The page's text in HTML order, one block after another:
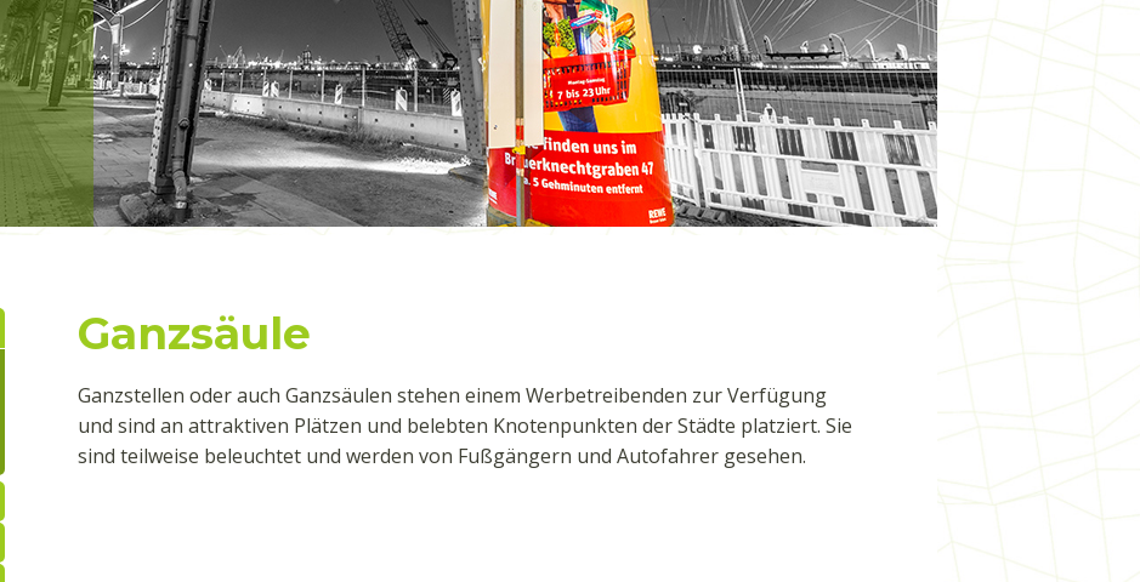
Ganzsäule
Ganzstellen oder auch Ganzsäulen stehen einem Werbetreibenden zur Verfügung
und sind an attraktiven Plätzen und belebten Knotenpunkten der Städte platziert. Sie
sind teilweise beleuchtet und werden von Fußgängern und Autofahrer gesehen.